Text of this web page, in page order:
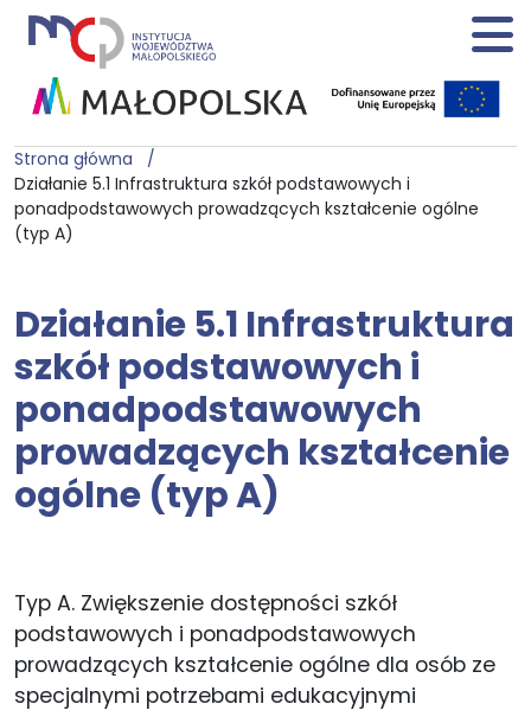
Strona główna
Działanie 5.1 Infrastruktura szkół podstawowych i
ponadpodstawowych prowadzących kształcenie ogólne
(typ A)
Działanie 5.1 Infrastruktura
szkół podstawowych i
ponadpodstawowych
prowadzących kształcenie
ogólne (typ A)
Typ A. Zwiększenie dostępności szkół
podstawowych i ponadpodstawowych
prowadzących kształcenie ogólne dla osób ze
specjalnymi potrzebami edukacyjnymi